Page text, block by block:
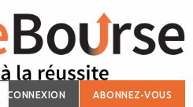
CONNEXION ABONNEZ-VOUS